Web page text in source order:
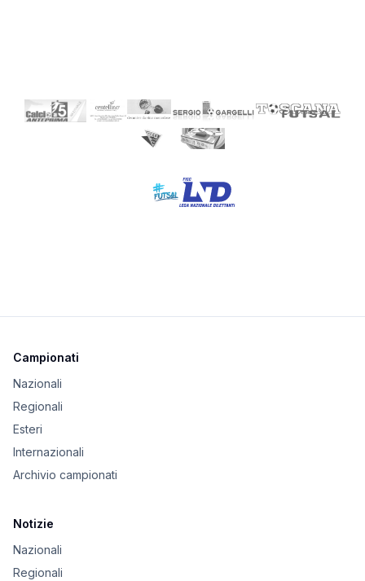
Campionati
Nazionali
Regionali
Esteri
Internazionali
Archivio campionati
Notizie
Nazionali
Regionali